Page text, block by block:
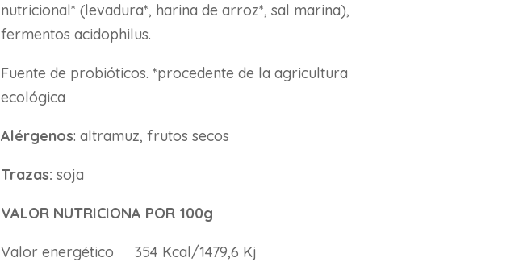
nutricional* (levadura*, harina de arroz*, sal marina),
fermentos acidophilus.
Fuente de probióticos. *procedente de la agricultura
ecológica
Alérgenos: altramuz, frutos secos
Trazas: soja
VALOR NUTRICIONA POR 100g
Valor energético 354 Kcal/1479,6 Kj